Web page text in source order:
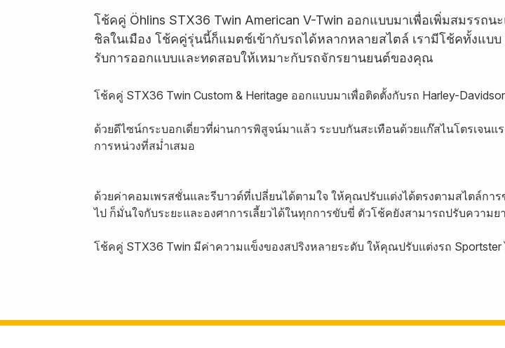
โช้คคู่ Öhlins STX36 Twin American V-Twin ออกแบบมาเพื่อเพิ่มสมรร
ชิลในเมือง โช้คคู่รุ่นนี้ก็แมตช์เข้ากับรถได้หลากหลายสไตล์ เรามีโช้คทั้งแ
รับการออกแบบและทดสอบให้เหมาะกับรถจักรยานยนต์ของคุณ
โช้คคู่ STX36 Twin Custom & Heritage ออกแบบมาเพื่อติดตั้งกับรถ Harley-
ด้วยดีไซน์กระบอกเดี่ยวที่ผ่านการพิสูจน์มาแล้ว ระบบกันสะเทือนด้วยแก๊สไนโตรเจน
การหน่วงที่สม่ำเสมอ
ด้วยค่าคอมเพรสชั่นและรีบาวด์ที่เปลี่ยนได้ตามใจ ให้คุณปรับแต่งได้ตรงตามสไตล์ก
ไป ก็มั่นใจกับระยะและองศาการเลี้ยวได้ในทุกการขับขี่ ตัวโช้คยังสามารถปรับควา
โช้คคู่ STX36 Twin มีค่าความแข็งของสปริงหลายระดับ ให้คุณปรับแต่งรถ Sportster